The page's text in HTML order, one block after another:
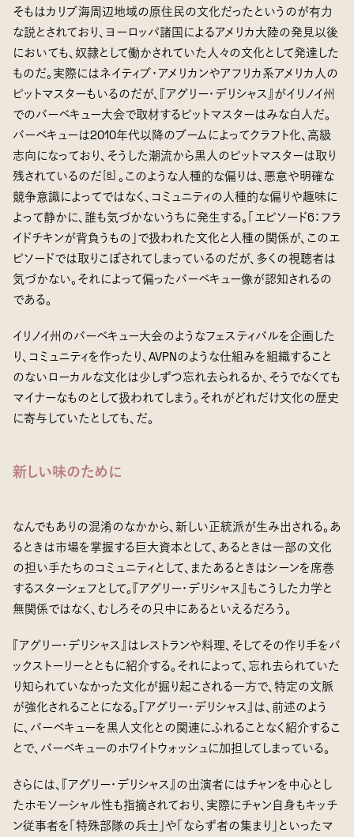
そもはカリブ海周辺地域の原住民の文化だったというのが有力
な説とされており、ヨーロッパ諸国によるアメリカ大陸の発見以後
においても、奴隷として働かされていた人々の文化として発達した
ものだ。実際にはネイティブ・アメリカンやアフリカ系アメリカ人の
ピットマスターもいるのだが、『アグリー・デリシャス』がイリノイ州
でのバーベキュー大会で取材するピットマスターはみな白人だ。
バーベキューは2010年代以降のブームによってクラフト化、高級
志向になっており、そうした潮流から黒人のピットマスターは取り
残されているのだ [8
。このような人種的な偏りは、悪意や明確な
競争意識によってではなく、コミュニティの人種的な偏りや趣味に
よって静かに、誰も気づかないうちに発生する。「エピソード6：フラ
イドチキンが背負うもの」で扱われた文化と人種の関係が、このエ
ピソードでは取りこぼされてしまっているのだが、多くの視聴者は
気づかない。それによって偏ったバーベキュー像が認知されるの
である。
イリノイ州のバーベキュー大会のようなフェスティバルを企画した
り、コミュニティを作ったり、AVPNのような仕組みを組織すること
のないローカルな文化は少しずつ忘れ去られるか、そうでなくても
マイナーなものとして扱われてしまう。それがどれだけ文化の歴史
に寄与していたとしても、だ。
新しい味のために
なんでもありの混淆のなかから、新しい正統派が生み出される。あ
るときは市場を掌握する巨大資本として、あるときは一部の文化
の担い手たちのコミュニティとして、またあるときはシーンを席巻
するスターシェフとして。『アグリー・デリシャス』もこうした力学と
無関係ではなく、むしろその只中にあるといえるだろう。
『アグリー・デリシャス』はレストランや料理、そしてその作り手をバ
ックストーリーとともに紹介する。それによって、忘れ去られていた
り知られていなかった文化が掘り起こされる一方で、特定の文脈
が強化されることになる。『アグリー・デリシャス』は、前述のよう
に、バーベキューを黒人文化との関連にふれることなく紹介するこ
とで、バーベキューのホワイトウォッシュに加担してしまっている。
さらには、『アグリー・デリシャス』の出演者にはチャンを中心とし
たホモソーシャル性も指摘されており、実際にチャン自身もキッチ
ン従事者を「特殊部隊の兵士」や「ならず者の集まり」といったマ